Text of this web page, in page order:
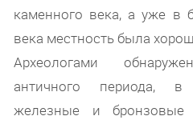
каменного века, а уже в
века местность была
Археологами
античного периода, в
железные и